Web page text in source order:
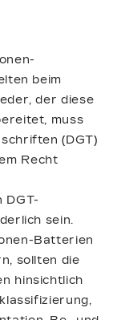
beim
der diese
muss
(DGT)
Recht
sein.
Batterien
sollten die
hinsichtlich